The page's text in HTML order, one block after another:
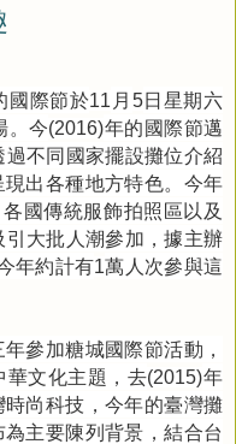
國際節於11 月 5日星期六
。今(2016)年的國際節邁
不同國家擺設攤位介紹
出各種地方特色。今年
國傳統服飾拍照區以及
大批人潮參加，據主辦
年約計有1萬人次參與這
參加糖城國際節活動，
華文化主題，去(2015)年
尚科技，今年的臺灣攤
主要陳列背景，結合台